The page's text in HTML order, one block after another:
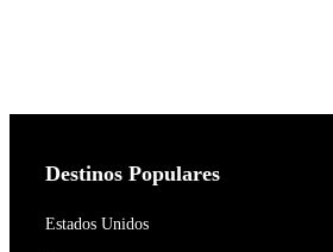
Destinos Populares
Estados Unidos